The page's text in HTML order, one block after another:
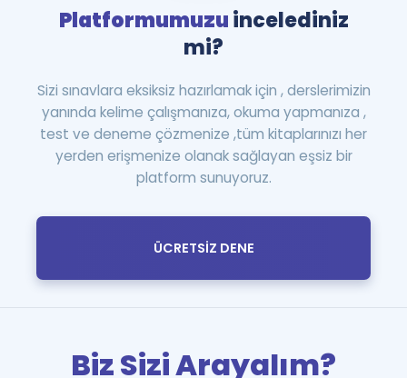
Platformumuzuincelediniz
mi?
Sizi sınavlara eksiksiz hazırlamak için , derslerimizin
yanında kelime çalışmanıza, okuma yapmanıza ,
test ve deneme çözmenize ,tüm kitaplarınızı her
yerden erişmenize olanak sağlayan eşsiz bir
platform sunuyoruz.
ÜCRETSİZ DENE
Biz Sizi Arayalım?